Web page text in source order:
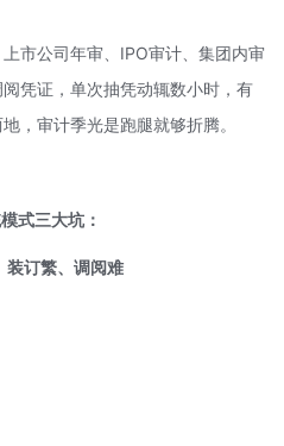
上市公司年审、IPO审计、集团内审
凭证，单次抽凭动辄数小时，有
，审计季光是跑腿就够折腾。
式三大坑：
订繁、调阅难